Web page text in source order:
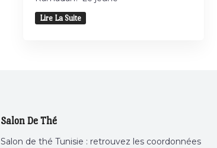
Lire La Suite
Salon De Thé
Salon de thé Tunisie : retrouvez les coordonnées